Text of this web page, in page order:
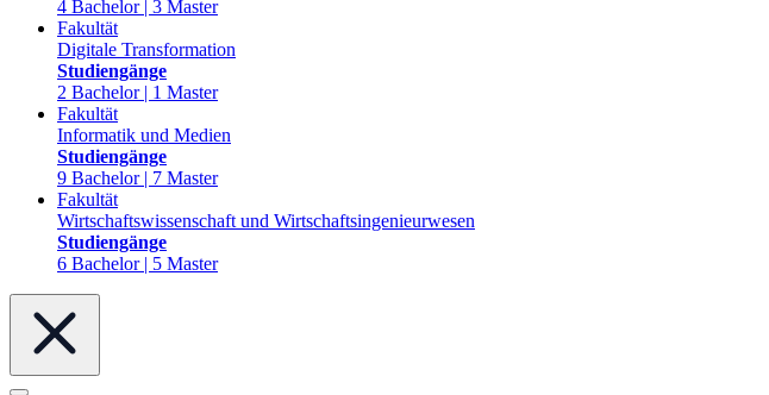
4 Bachelor | 3 Master
Fakultät
Digitale Transformation
Studiengänge
2 Bachelor | 1 Master
Fakultät
Informatik und Medien
Studiengänge
9 Bachelor | 7 Master
Fakultät
Wirtschaftswissenschaft und Wirtschaftsingenieurwesen
Studiengänge
6 Bachelor | 5 Master